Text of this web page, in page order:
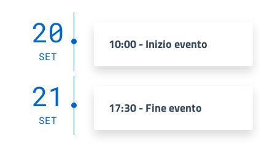
20
SET
10:00 - Inizio evento
21
SET
17:30 - Fine evento